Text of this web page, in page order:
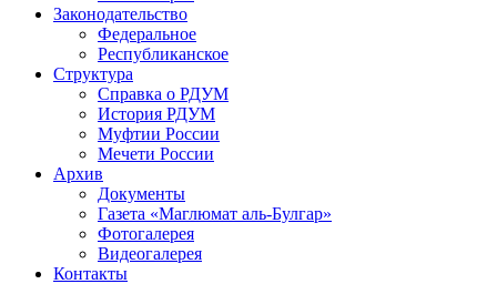
Законодательство
Федеральное
Республиканское
Структура
Справка о РДУМ
История РДУМ
Муфтии России
Мечети России
Архив
Документы
Газета «Маглюмат аль-Булгар»
Фотогалерея
Видеогалерея
Контакты